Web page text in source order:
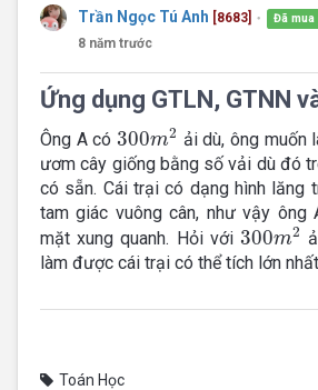
Trần Ngọc Tú Anh [8683] ● Đã mua
8 năm trước
Ứng dụng GTLN, GTNN
Ông A có 300m2
300 m2 ải dù, ông muốn
ươm cây giống bằng số vải dù đó
có sẵn. Cái trại có dạng hình lăng
tam giác vuông cân, như vậy ông
mặt xung quanh. Hỏi với 300m2
300 m2
làm được cái trại có thể tích lớn
Toán Học